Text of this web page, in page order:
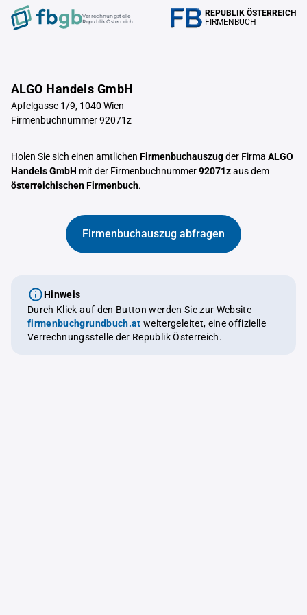
Verrechnungstelle
Republik Österreich
REPUBLIK ÖSTERREICH
FIRMENBUCH
ALGO Handels GmbH
Apfelgasse 1/9, 1040 Wien
Firmenbuchnummer 92071z
Holen Sie sich einen amtlichen Firmenbuchauszugder Firma ALGO
Handels GmbH mit der Firmenbuchnummer92071zaus dem
österreichischen Firmenbuch.
Firmenbuchauszug abfragen
Hinweis
Durch Klick auf den Button werden Sie zur Website
firmenbuchgrundbuch.at weitergeleitet, eine offizielle
Verrechnungsstelle der Republik Österreich.